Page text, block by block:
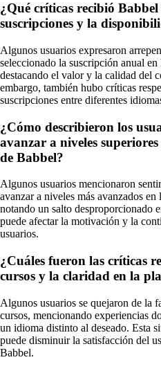
¿Qué críticas recibió
suscripciones y la
Algunos usuarios expresaron
seleccionado la suscripción anual en
destacando el valor y la calidad del
embargo, también hubo críticas
suscripciones entre diferentes
¿Cómo describieron los
avanzar a niveles
de Babbel?
Algunos usuarios mencionaron
avanzar a niveles más avanzados
notando un salto desproporcionado
puede afectar la motivación y la
usuarios.
¿Cuáles fueron las críticas
cursos y la claridad en la
Algunos usuarios se quejaron de la
cursos, mencionando experiencias
un idioma distinto al deseado. Esta
puede disminuir la satisfacción del
Babbel.